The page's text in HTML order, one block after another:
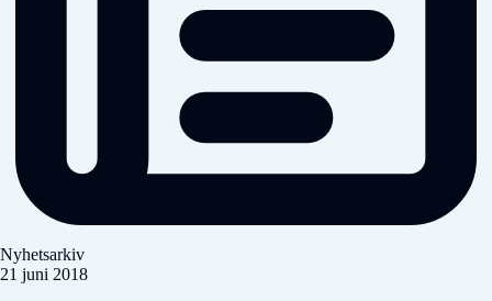
Nyhetsarkiv
21 juni 2018